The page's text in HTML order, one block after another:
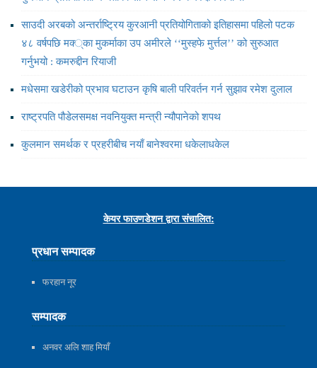
साउदी अरबको अन्तर्राष्ट्रिय कुरआनी प्रतियोगिताको इतिहासमा पहिलो पटक
४८ वर्षपछि मक्‍्का मुकर्माका उप अमीरले ‘‘मुस्हफे मुर्त्तल’’ को सुरुआत
गर्नुभयो : कमरुद्दीन रियाजी
मधेसमा खडेरीको प्रभाव घटाउन कृषि बाली परिवर्तन गर्न सुझाव रमेश दुलाल
राष्ट्रपति पौडेलसमक्ष नवनियुक्त मन्त्री न्यौपानेको शपथ
कुलमान समर्थक र प्रहरीबीच नयाँ बानेश्वरमा धकेलाधकेल
केयर फाउणडेशन द्वारा संचालित:
प्रधान सम्पादक
फरहान नूर
सम्पादक
अनवर अलि शाह मियाँ